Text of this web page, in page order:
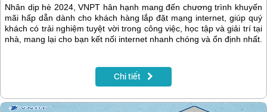
Nhân dịp hè 2024, VNPT hân hạnh mang đến chương trình khuyến
mãi hấp dẫn dành cho khách hàng lắp đặt mạng internet, giúp quý
khách có trải nghiệm tuyệt vời trong công việc, học tập và giải trí tại
nhà, mang lại cho bạn kết nối internet nhanh chóng và ổn định nhất.
Chi tiết